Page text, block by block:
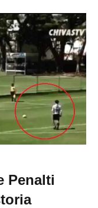
Penalti